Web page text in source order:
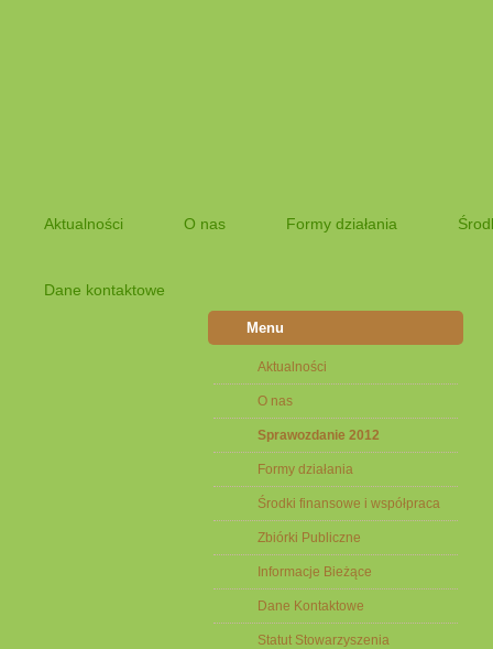
Aktualności O nas Formy działania
Dane kontaktowe
Menu
Aktualności
O nas
Sprawozdanie 2012
Formy działania
Środki finansowe i współpraca
Zbiórki Publiczne
Informacje Bieżące
Dane Kontaktowe
Statut Stowarzyszenia